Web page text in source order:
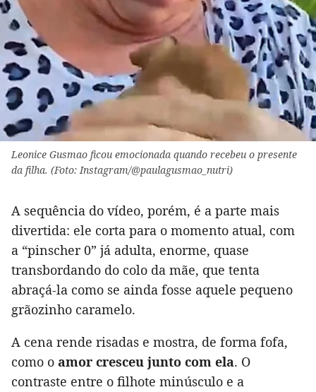
Leonice Gusmao ficou emocionada quando recebeu o presente
da filha. (Foto: Instagram/@paulagusmao_nutri)
A sequência do vídeo, porém, é a parte mais
divertida: ele corta para o momento atual, com
a “pinscher 0” já adulta, enorme, quase
transbordando do colo da mãe, que tenta
abraçá-la como se ainda fosse aquele pequeno
grãozinho caramelo.
A cena rende risadas e mostra, de forma fofa,
como o amor cresceu junto com ela. O
contraste entre o filhote minúsculo e a